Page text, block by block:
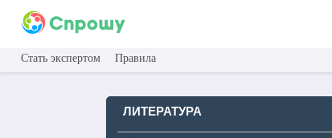
Стать экспертом Правила
ЛИТЕРАТУРА